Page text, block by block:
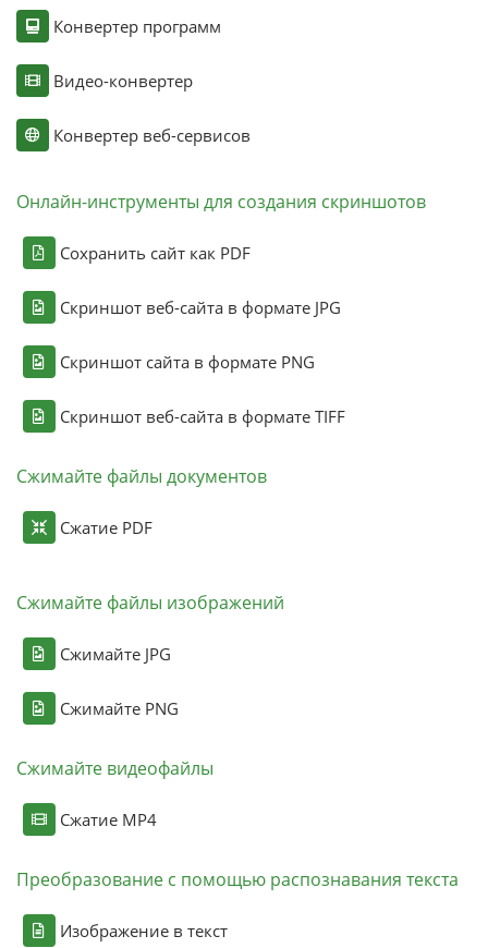
Конвертер программ
Видео-конвертер
Конвертер веб-сервисов
Онлайн-инструменты для создания скриншотов
Сохранить сайт как PDF
Скриншот веб-сайта в формате JPG
Скриншот сайта в формате PNG
Скриншот веб-сайта в формате TIFF
Сжимайте файлы документов
Сжатие PDF
Сжимайте файлы изображений
Сжимайте JPG
Сжимайте PNG
Сжимайте видеофайлы
Сжатие MP4
Преобразование с помощью распознавания текста
Изображение в текст